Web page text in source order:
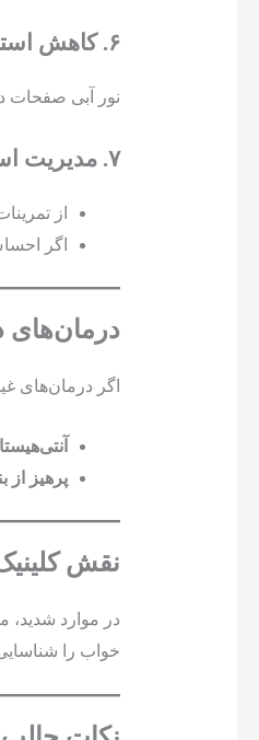
۶. کاهش استفاده از وسایل الکترونیکی 📱
نور آبی صفحات
۷. مدیریت استرس و اضطراب 🧘‍♀️
از
اگر
درمان‌های
اگر درمان‌های
پرهیز از
نقش
در موارد
خواب را